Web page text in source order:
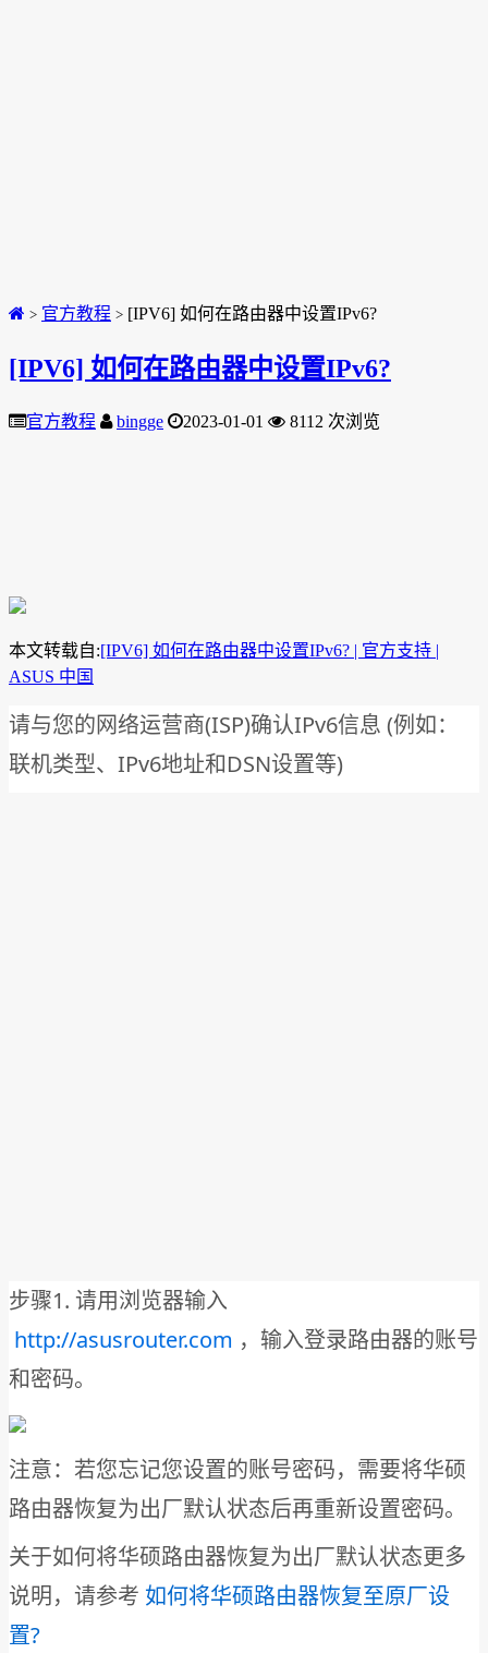
> 官方教程 > [IPV6] 如何在路由器中设置IPv6?
[IPV6] 如何在路由器中设置IPv6?
官方教程 bingge 2023-01-01 8112 次浏览
本文转载自:[IPV6] 如何在路由器中设置IPv6? | 官方支持 |
ASUS 中国
请与您的网络运营商(ISP)确认IPv6信息 (例如：
联机类型、IPv6地址和DSN设置等)
步骤1. 请用浏览器输入
http://asusrouter.com ，输入登录路由器的账号
和密码。
注意：若您忘记您设置的账号密码，需要将华硕
路由器恢复为出厂默认状态后再重新设置密码。
关于如何将华硕路由器恢复为出厂默认状态更多
说明，请参考 如何将华硕路由器恢复至原厂设
置?